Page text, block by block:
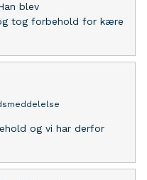
blev
tog forbehold for kære
og vi har derfor